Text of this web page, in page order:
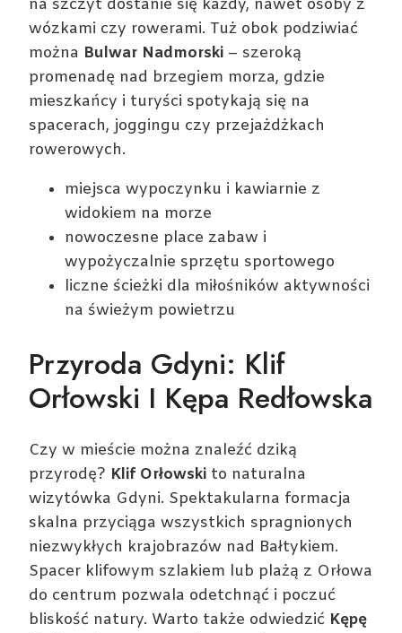
na szczyt dostanie się każdy, nawet osoby z
wózkami czy rowerami. Tuż obok podziwiać
można Bulwar Nadmorski – szeroką
promenadę nad brzegiem morza, gdzie
mieszkańcy i turyści spotykają się na
spacerach, joggingu czy przejażdżkach
rowerowych.
miejsca wypoczynku i kawiarnie z
widokiem na morze
nowoczesne place zabaw i
wypożyczalnie sprzętu sportowego
liczne ścieżki dla miłośników aktywności
na świeżym powietrzu
Przyroda Gdyni: Klif
Orłowski I Kępa Redłowska
Czy w mieście można znaleźć dziką
przyrodę? Klif Orłowski to naturalna
wizytówka Gdyni. Spektakularna formacja
skalna przyciąga wszystkich spragnionych
niezwykłych krajobrazów nad Bałtykiem.
Spacer klifowym szlakiem lub plażą z Orłowa
do centrum pozwala odetchnąć i poczuć
bliskość natury. Warto także odwiedzić Kępę